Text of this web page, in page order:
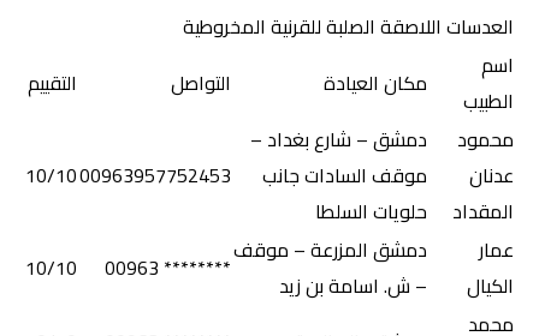
العدسات اللاصقة الصلبة للقرنية المخروطية
اسم
الطبيب
مكان العيادة التواصل
التقييم
محمود
عدنان
المقداد
دمشق – شارع بغداد –
موقف السادات جانب
حلويات السلطا
00963957752453
10/10
عمار
الكيال
دمشق المزرعة – موقف
– ش. اسامة بن زيد
******** 00963
10/10
محمد